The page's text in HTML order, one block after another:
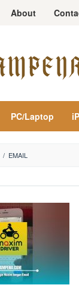
About
PC/Laptop
/ EMAIL